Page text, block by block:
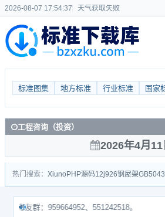
2026-08-07 17:54:38 天气获取失败
标准图集 地方标准 行业标准 国家
工程咨询（投资）
2026年4月11
热门搜索： Xiuno PHP源码12j926钢屋架
友群：959664952、551242518。